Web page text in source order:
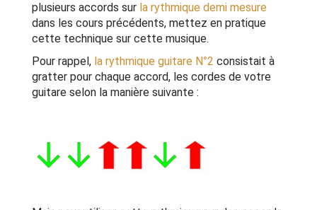
plusieurs accords sur la rythmique demi mesure
dans les cours précédents, mettez en pratique
cette technique sur cette musique.
Pour rappel, la rythmique guitare N°2 consistait à
gratter pour chaque accord, les cordes de votre
guitare selon la manière suivante :